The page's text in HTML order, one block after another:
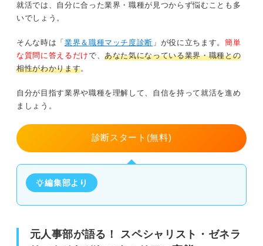
就活では、自分に合った業界・職種が見つからず悩むことも多
いでしょう。
そんな時は「業界＆職種マッチ度診断 」が役に立ちます。 簡単
な質問に答えるだけで、あなた気になっている業界・職種との
相性がわかります。
自分が目指す業界や職種を理解して、自信を持って就活を進め
ましょう。
診断スタート(無料)
編集部より
元人事部が語る！ スペシャリスト・ゼネラ